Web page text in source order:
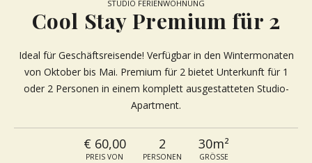
STUDIO FERIENWOHNUNG
Cool Stay Premium für 2
Ideal für Geschäftsreisende! Verfügbar in den Wintermonaten
von Oktober bis Mai. Premium für 2 bietet Unterkunft für 1
oder 2 Personen in einem komplett ausgestatteten Studio-
Apartment.
€ 60,00
PREIS VON
2
PERSONEN
30m²
GRÖSSE